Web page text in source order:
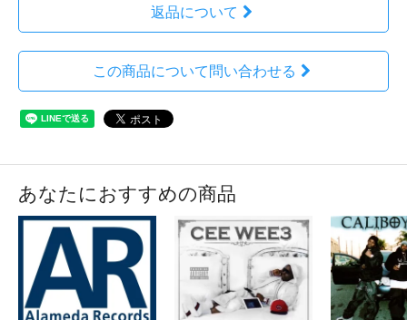
返品について
この商品について問い合わせる
あなたにおすすめの商品